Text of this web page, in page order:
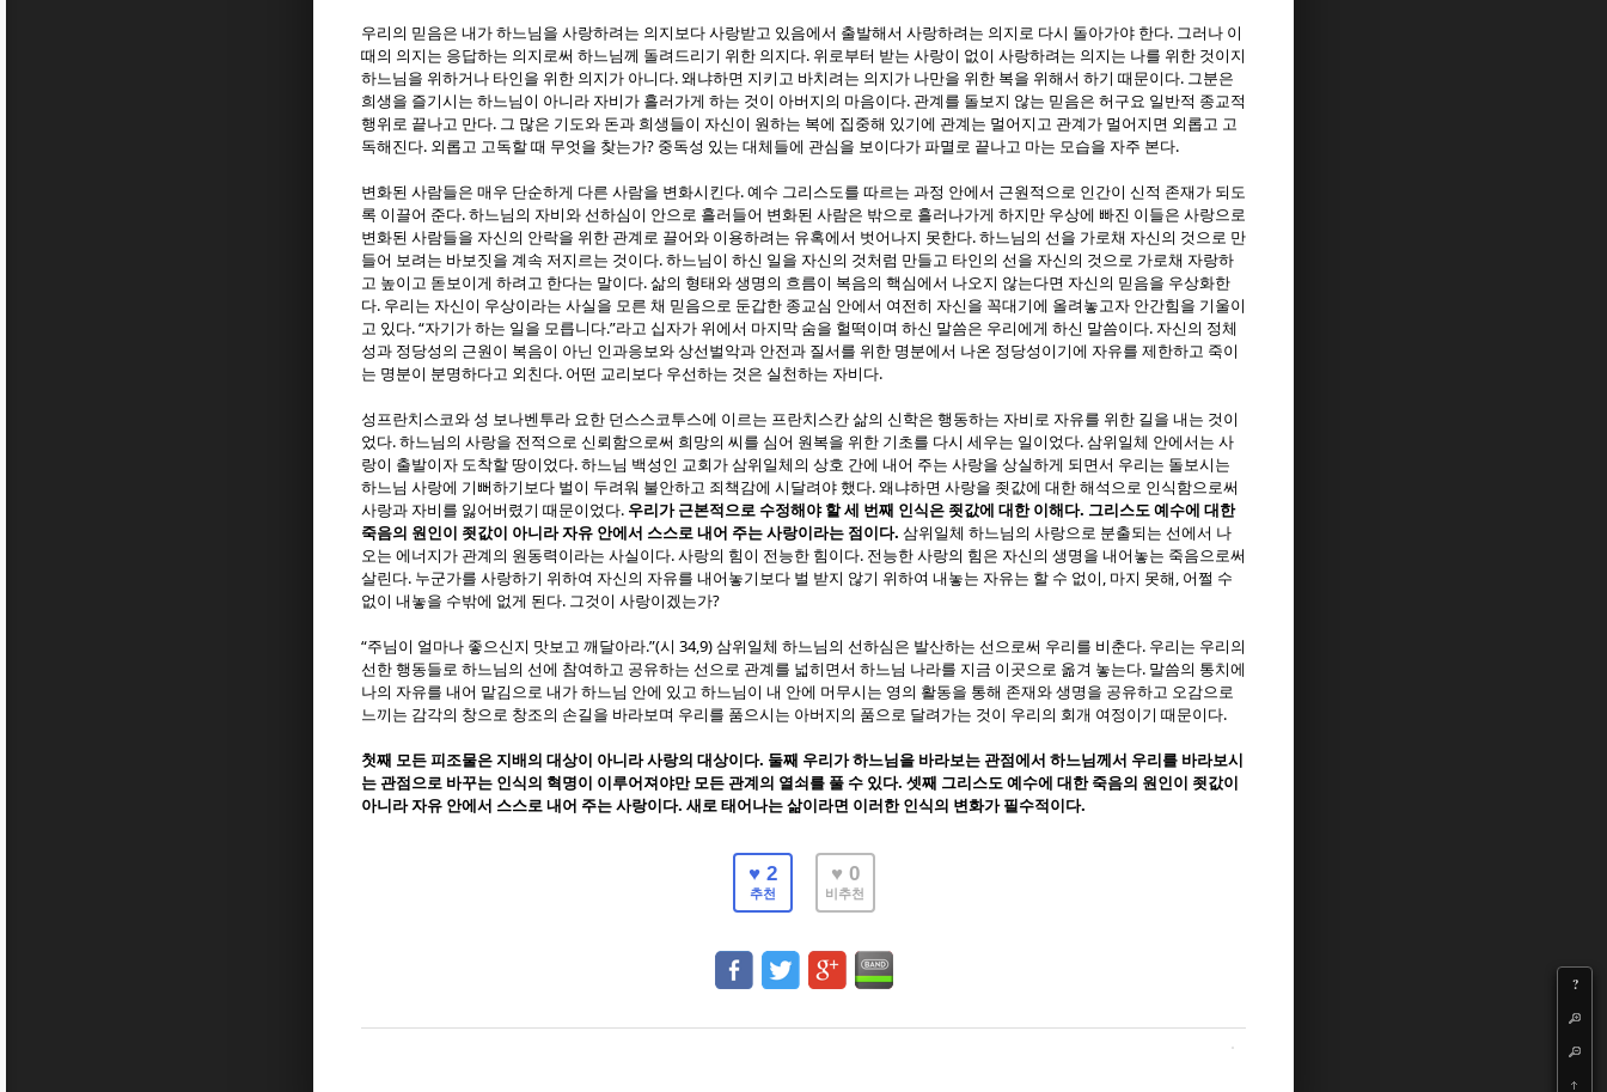
?
우리의 믿음은 내가 하느님을 사랑하려는 의지보다 사랑받고 있음에서 출발해서 사랑하려는 의지로 다시 돌아가야 한다. 그러나 이
때의 의지는 응답하는 의지로써 하느님께 돌려드리기 위한 의지다. 위로부터 받는 사랑이 없이 사랑하려는 의지는 나를 위한 것이지
하느님을 위하거나 타인을 위한 의지가 아니다. 왜냐하면 지키고 바치려는 의지가 나만을 위한 복을 위해서 하기 때문이다. 그분은
희생을 즐기시는 하느님이 아니라 자비가 흘러가게 하는 것이 아버지의 마음이다. 관계를 돌보지 않는 믿음은 허구요 일반적 종교적
행위로 끝나고 만다. 그 많은 기도와 돈과 희생들이 자신이 원하는 복에 집중해 있기에 관계는 멀어지고 관계가 멀어지면 외롭고 고
독해진다. 외롭고 고독할 때 무엇을 찾는가? 중독성 있는 대체들에 관심을 보이다가 파멸로 끝나고 마는 모습을 자주 본다.
변화된 사람들은 매우 단순하게 다른 사람을 변화시킨다. 예수 그리스도를 따르는 과정 안에서 근원적으로 인간이 신적 존재가 되도
록 이끌어 준다. 하느님의 자비와 선하심이 안으로 흘러들어 변화된 사람은 밖으로 흘러나가게 하지만 우상에 빠진 이들은 사랑으로
변화된 사람들을 자신의 안락을 위한 관계로 끌어와 이용하려는 유혹에서 벗어나지 못한다. 하느님의 선을 가로채 자신의 것으로 만
들어 보려는 바보짓을 계속 저지르는 것이다. 하느님이 하신 일을 자신의 것처럼 만들고 타인의 선을 자신의 것으로 가로채 자랑하
고 높이고 돋보이게 하려고 한다는 말이다. 삶의 형태와 생명의 흐름이 복음의 핵심에서 나오지 않는다면 자신의 믿음을 우상화한
다. 우리는 자신이 우상이라는 사실을 모른 채 믿음으로 둔갑한 종교심 안에서 여전히 자신을 꼭대기에 올려놓고자 안간힘을 기울이
고 있다. “자기가 하는 일을 모릅니다.”라고 십자가 위에서 마지막 숨을 헐떡이며 하신 말씀은 우리에게 하신 말씀이다. 자신의 정체
성과 정당성의 근원이 복음이 아닌 인과응보와 상선벌악과 안전과 질서를 위한 명분에서 나온 정당성이기에 자유를 제한하고 죽이
는 명분이 분명하다고 외친다. 어떤 교리보다 우선하는 것은 실천하는 자비다.
성프란치스코와 성 보나벤투라 요한 던스스코투스에 이르는 프란치스칸 삶의 신학은 행동하는 자비로 자유를 위한 길을 내는 것이
었다. 하느님의 사랑을 전적으로 신뢰함으로써 희망의 씨를 심어 원복을 위한 기초를 다시 세우는 일이었다. 삼위일체 안에서는 사
랑이 출발이자 도착할 땅이었다. 하느님 백성인 교회가 삼위일체의 상호 간에 내어 주는 사랑을 상실하게 되면서 우리는 돌보시는
하느님 사랑에 기뻐하기보다 벌이 두려워 불안하고 죄책감에 시달려야 했다. 왜냐하면 사랑을 죗값에 대한 해석으로 인식함으로써
사랑과 자비를 잃어버렸기 때문이었다. 우리가 근본적으로 수정해야 할 세 번째 인식은 죗값에 대한 이해다. 그리스도 예수에 대한
죽음의 원인이 죗값이 아니라 자유 안에서 스스로 내어 주는 사랑이라는 점이다. 삼위일체 하느님의 사랑으로 분출되는 선에서 나
오는 에너지가 관계의 원동력이라는 사실이다. 사랑의 힘이 전능한 힘이다. 전능한 사랑의 힘은 자신의 생명을 내어놓는 죽음으로써
살린다. 누군가를 사랑하기 위하여 자신의 자유를 내어놓기보다 벌 받지 않기 위하여 내놓는 자유는 할 수 없이 , 마지 못해 , 어쩔 수
없이 내놓을 수밖에 없게 된다. 그것이 사랑이겠는가?
“주님이 얼마나 좋으신지 맛보고 깨달아라.”(시 34,9) 삼위일체 하느님의 선하심은 발산하는 선으로써 우리를 비춘다. 우리는 우리의
선한 행동들로 하느님의 선에 참여하고 공유하는 선으로 관계를 넓히면서 하느님 나라를 지금 이곳으로 옮겨 놓는다. 말씀의 통치에
나의 자유를 내어 맡김으로 내가 하느님 안에 있고 하느님이 내 안에 머무시는 영의 활동을 통해 존재와 생명을 공유하고 오감으로
느끼는 감각의 창으로 창조의 손길을 바라보며 우리를 품으시는 아버지의 품으로 달려가는 것이 우리의 회개 여정이기 때문이다.
첫째 모든 피조물은 지배의 대상이 아니라 사랑의 대상이다. 둘째 우리가 하느님을 바라보는 관점에서 하느님께서 우리를 바라보시
는 관점으로 바꾸는 인식의 혁명이 이루어져야만 모든 관계의 열쇠를 풀 수 있다. 셋째 그리스도 예수에 대한 죽음의 원인이 죗값이
아니라 자유 안에서 스스로 내어 주는 사랑이다. 새로 태어나는 삶이라면 이러한 인식의 변화가 필수적이다.
♥ 2
추천
♥ 0
비추천